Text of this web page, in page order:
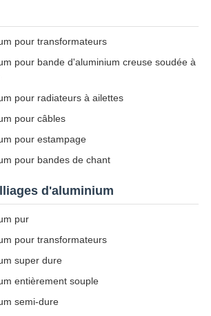
pour transformateurs
pour bande d'aluminium creuse soudée à
pour radiateurs à ailettes
pour câbles
pour estampage
pour bandes de chant
d'aluminium
pur
pour transformateurs
super dure
entièrement souple
semi-dure